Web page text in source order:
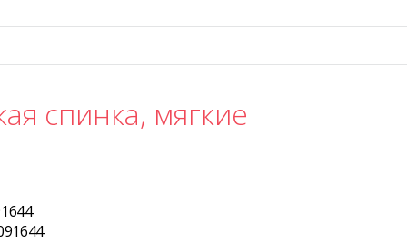
спинка, мягкие